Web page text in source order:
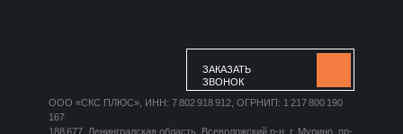
ЗАКАЗАТЬ
ЗВОНОК
ООО «СКС ПЛЮС», ИНН: 7 802 918 912, ОГРНИП: 1 217 800 190
167
188 677, Ленинградская область, Всеволожский р-н, г. Мурино, пр-